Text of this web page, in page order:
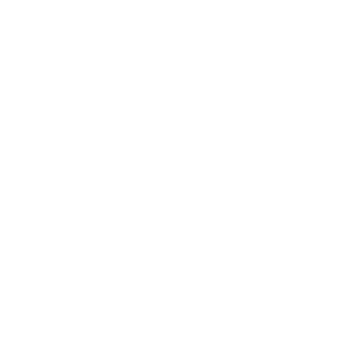
are used to help us analyze how the website is used and to offer